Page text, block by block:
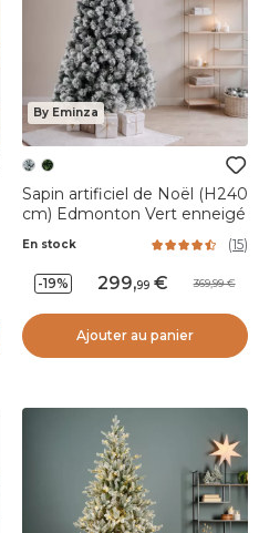
By Eminza
Sapin artificiel de Noël (H240
cm) Edmonton Vert enneigé
En stock (15)
-19% 299,99 369,99
Ajouter au panier